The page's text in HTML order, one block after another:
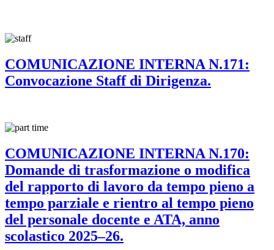
COMUNICAZIONE INTERNA N.171:
Convocazione Staff di Dirigenza.
COMUNICAZIONE INTERNA N.170:
Domande di trasformazione o modifica
del rapporto di lavoro da tempo pieno a
tempo parziale e rientro al tempo pieno
del personale docente e ATA, anno
scolastico 2025–26.